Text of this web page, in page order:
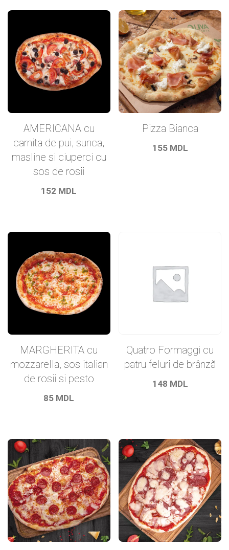
AMERICANA cu
carnita de pui, sunca,
masline si ciuperci cu
sos de rosii
152 MDL
Pizza Bianca
155 MDL
MARGHERITA cu
mozzarella, sos italian
de rosii si pesto
85 MDL
Quatro Formaggi cu
patru feluri de brânză
148 MDL